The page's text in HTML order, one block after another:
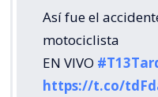
Así fue el
motociclista
EN VIVO
https://t.co/